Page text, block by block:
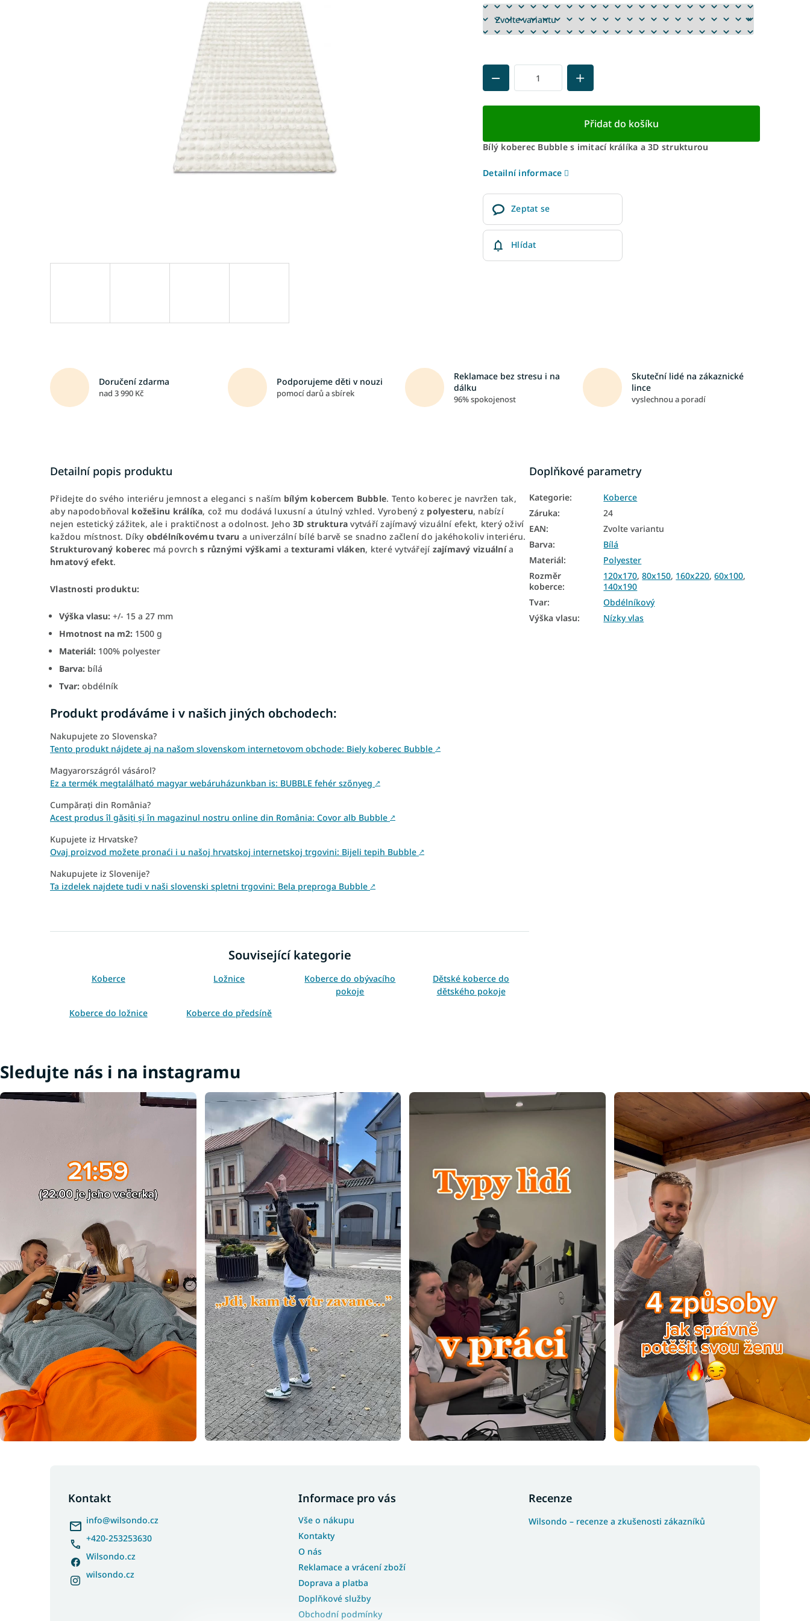
Přidat do košíku
Bílý koberec Bubble s imitací králíka a 3D strukturou
Detailní informace
Zeptat se
Hlídat
Doručení zdarma
nad 3 990 Kč
Podporujeme děti v nouzi
pomocí darů a sbírek
Reklamace bez stresu i na
dálku
96% spokojenost
Skuteční lidé na zákaznické
lince
vyslechnou a poradí
Detailní popis produktu
Přidejte do svého interiéru jemnost a eleganci s naším bílým kobercem Bubble. Tento koberec je navržen tak,
aby napodobňoval kožešinu králíka, což mu dodává luxusní a útulný vzhled. Vyrobený z polyesteru, nabízí
nejen estetický zážitek, ale i praktičnost a odolnost. Jeho 3D struktura vytváří zajímavý vizuální efekt, který oživí
každou místnost. Díky obdélníkovému tvaru a univerzální bílé barvě se snadno začlení do jakéhokoliv interiéru.
Strukturovaný koberec má povrch s různými výškami a texturami vláken, které vytvářejí zajímavý vizuálnía
hmatový efekt.
Vlastnosti produktu:
Výška vlasu: +/- 15 a 27 mm
Hmotnost na m2: 1500 g
Materiál: 100% polyester
Barva: bílá
Tvar: obdélník
Produkt prodáváme i v našich jiných obchodech:
Nakupujete zo Slovenska?
Tento produkt nájdete aj na našom slovenskom internetovom obchode: Biely koberec Bubble ↗
Magyarországról vásárol?
Ez a termék megtalálható magyar webáruházunkban is: BUBBLE fehér szőnyeg ↗
Cumpărați din România?
Acest produs îl găsiți și în magazinul nostru online din România: Covor alb Bubble ↗
Kupujete iz Hrvatske?
Ovaj proizvod možete pronaći i u našoj hrvatskoj internetskoj trgovini: Bijeli tepih Bubble ↗
Nakupujete iz Slovenije?
Ta izdelek najdete tudi v naši slovenski spletni trgovini: Bela preproga Bubble ↗
Související kategorie
Koberce Ložnice
Koberce do obývacího
pokoje
Dětské koberce do
dětského pokoje
Koberce do ložnice
Koberce do předsíně
Doplňkové parametry
Kategorie:
Koberce
Záruka:
24
EAN:
Zvolte variantu
Barva:
Bílá
Materiál:
Polyester
Rozměr
koberce:
120x170,80x150, 160x220,60x100,
140x190
Tvar:
Obdélníkový
Výška vlasu: Nízky vlas
Sledujte nás i na instagramu
Kontakt
info@wilsondo.cz
+420-253253630
Wilsondo.cz
wilsondo.cz
Informace pro vás
Vše o nákupu
Kontakty
O nás
Reklamace a vrácení zboží
Doprava a platba
Doplňkové služby
Obchodní podmínky
Recenze
Wilsondo – recenze a zkušenosti zákazníků